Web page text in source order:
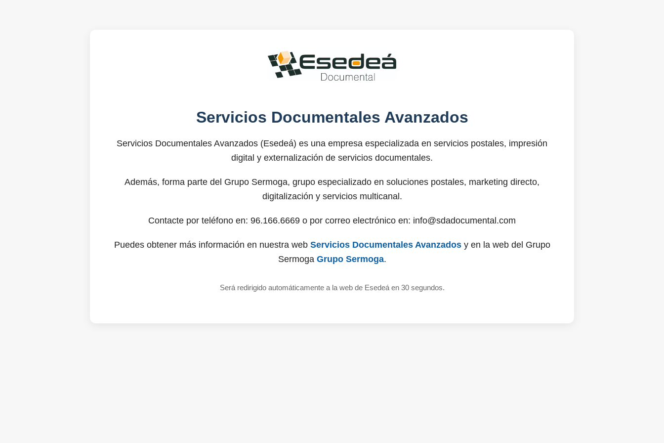
Servicios Documentales Avanzados
Servicios Documentales Avanzados (Esedeá) es una empresa especializada en servicios postales, impresión
digital y externalización de servicios documentales.
Además, forma parte del Grupo Sermoga, grupo especializado en soluciones postales, marketing directo,
digitalización y servicios multicanal.
Contacte por teléfono en: 96.166.6669 o por correo electrónico en: info@sdadocumental.com
Puedes obtener más información en nuestra web Servicios Documentales Avanzadosy en la web del Grupo
Sermoga Grupo Sermoga.
Será redirigido automáticamente a la web de Esedeá en 30 segundos.